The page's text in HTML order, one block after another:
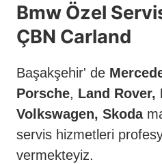
Bmw Özel
ÇBN Carland
Başakşehir' de
Porsche, Land Rover,
Volkswagen, Skoda
servis hizmetleri
vermekteyiz.